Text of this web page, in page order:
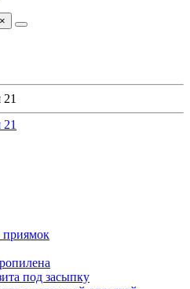
×
приямок
под засыпку